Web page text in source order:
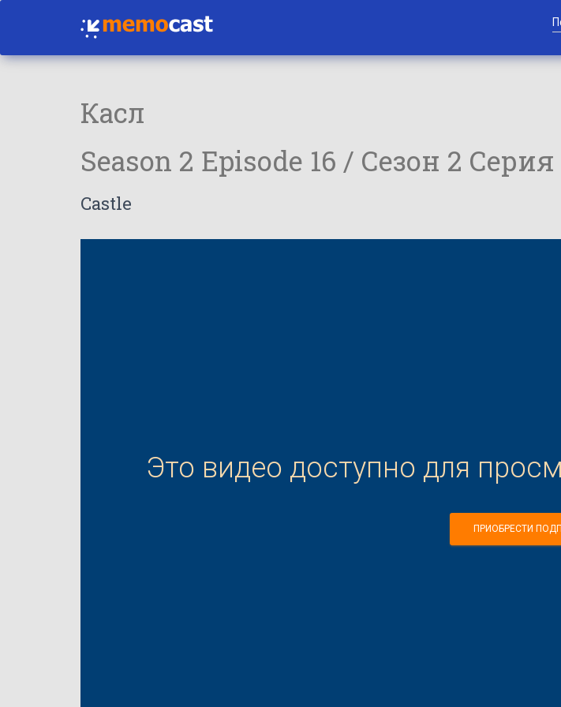
Касл
Season 2 Episode 16 / Сезон 2 Серия
Castle
Это видео доступно для
ПРИОБРЕСТИ